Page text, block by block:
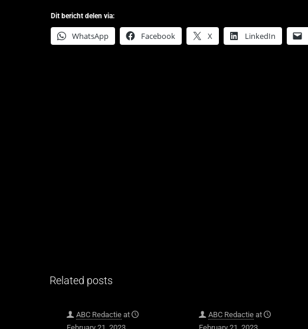
Dit bericht delen via:
WhatsApp Facebook X LinkedIn
Related posts
ABC Redactie at
ABC Redactie at